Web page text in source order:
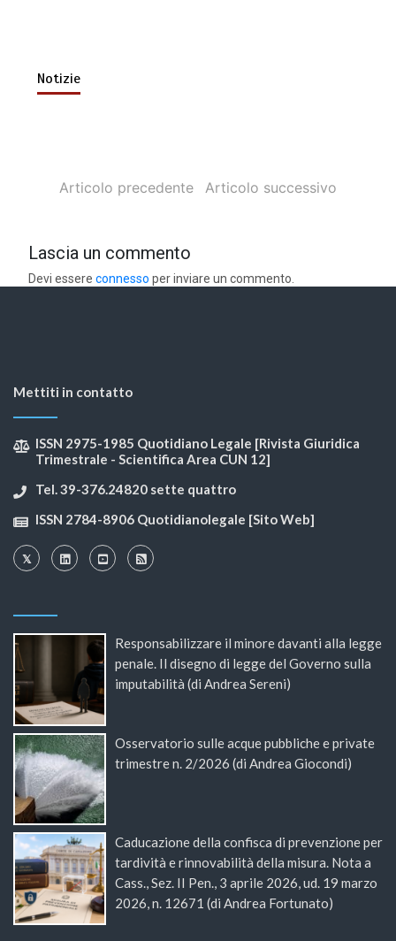
Notizie
Articolo precedente Articolo successivo
Lascia un commento
Devi essereconnesso per inviare un commento.
Mettiti in contatto
ISSN 2975-1985 Quotidiano Legale [Rivista Giuridica
Trimestrale - Scientifica Area CUN 12]
Tel. 39-376.24820 sette quattro
ISSN 2784-8906 Quotidianolegale [Sito Web]
Responsabilizzare il minore davanti alla legge
penale. Il disegno di legge del Governo sulla
imputabilità (di Andrea Sereni)
Osservatorio sulle acque pubbliche e private
trimestre n. 2/2026 (di Andrea Giocondi)
Caducazione della confisca di prevenzione per
tardività e rinnovabilità della misura. Nota a
Cass., Sez. II Pen., 3 aprile 2026, ud. 19 marzo
2026, n. 12671 (di Andrea Fortunato)